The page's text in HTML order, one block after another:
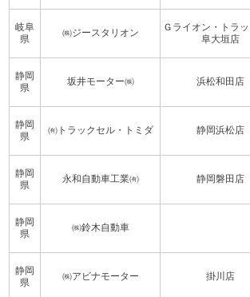
岐阜
県
㈱ジースタリオン
Ｇライオン・トラ
阜大垣店
静岡
県
坂井モーター㈱ 浜松和田店
静岡
県
㈲トラックセル・トミダ 静岡浜松店
静岡
県
永和自動車工業㈲ 静岡磐田店
静岡
県
㈱鈴木自動車
静岡
県
㈱アビナモーター 掛川店